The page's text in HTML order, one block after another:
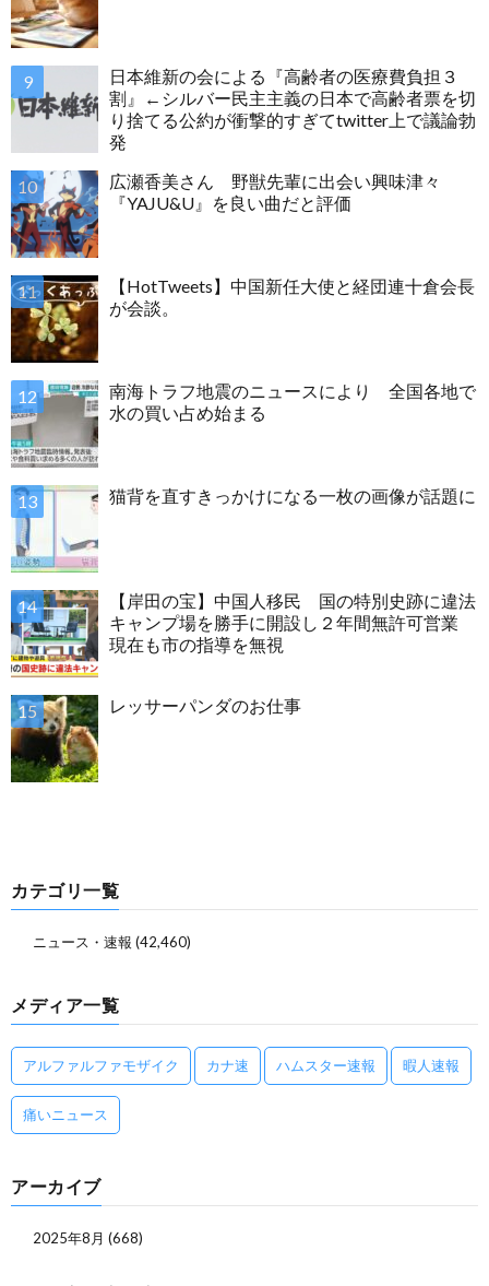
日本維新の会による『高齢者の医療費負担３
割』←シルバー民主主義の日本で高齢者票を切
り捨てる公約が衝撃的すぎてtwitter上で議論勃
発
広瀬香美さん 野獣先輩に出会い興味津々
『YAJU&U』を良い曲だと評価
【HotTweets】中国新任大使と経団連十倉会長
が会談。
南海トラフ地震のニュースにより 全国各地で
水の買い占め始まる
猫背を直すきっかけになる一枚の画像が話題に
【岸田の宝】中国人移民 国の特別史跡に違法
キャンプ場を勝手に開設し２年間無許可営業
現在も市の指導を無視
レッサーパンダのお仕事
カテゴリ一覧
ニュース・速報 (42,460)
メディア一覧
アルファルファモザイク カナ速 ハムスター速報 暇人速報
痛いニュース
アーカイブ
2025年8月 (668)